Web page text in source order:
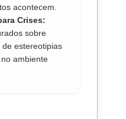
acontecem.
Crises:
sobre
estereotipias
ambiente